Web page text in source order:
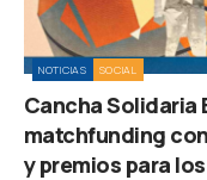
NOTICIAS SOCIAL
Cancha Solidaria
matchfunding
y premios para